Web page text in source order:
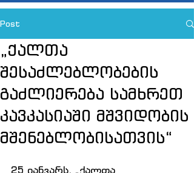
Post
„ქალთა
შესაძლებლობების
გაძლიერება სამხრეთ
კავკასიაში მშვიდობის
მშენებლობისათვის“
25 იანვარს, „ქალთა